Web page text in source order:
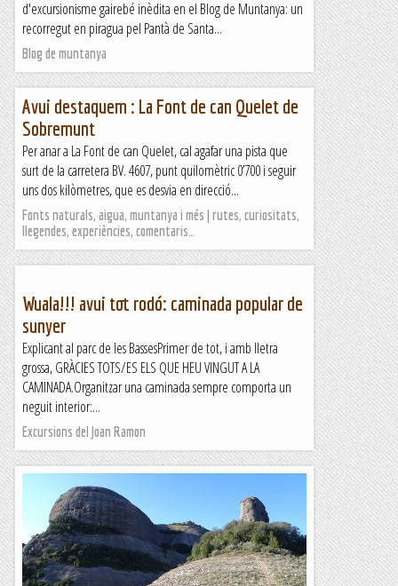
d'excursionisme gairebé inèdita en el Blog de Muntanya: un
recorregut en piragua pel Pantà de Santa...
Blog de muntanya
Avui destaquem : La Font de can Quelet de
Sobremunt
Per anar a La Font de can Quelet, cal agafar una pista que
surt de la carretera BV. 4607, punt quilomètric 0’700 i seguir
uns dos kilòmetres, que es desvia en direcció...
Fonts naturals, aigua, muntanya i més | rutes, curiositats,
llegendes, experiències, comentaris…
Wuala!!! avui tot rodó: caminada popular de
sunyer
Explicant al parc de les BassesPrimer de tot, i amb lletra
grossa, GRÀCIES TOTS/ES ELS QUE HEU VINGUT A LA
CAMINADA.Organitzar una caminada sempre comporta un
neguit interior:...
Excursions del Joan Ramon